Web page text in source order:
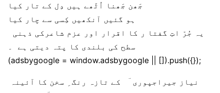
جَھن جَھنا اُٹّھے ہیں دِل کے تار کیا
ہو گئیں آنکھیں کِسی سے چار کیا
سطح کی بلندی کا پتہ دیتی ہے ۔
(adsbygoogle = window.adsbygoogle || []).push({});